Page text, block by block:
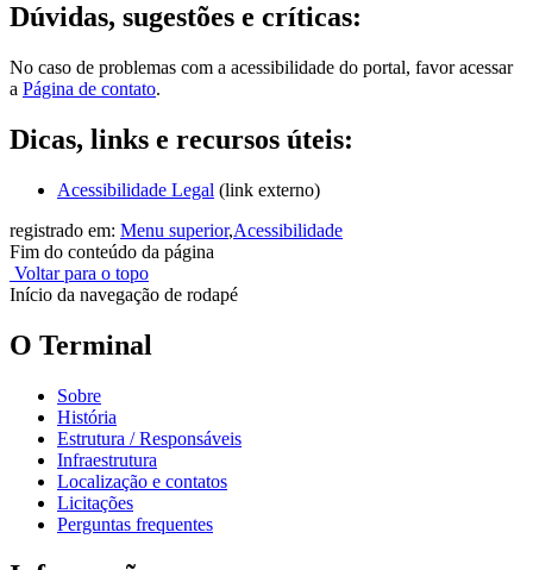
Dúvidas, sugestões e críticas:
No caso de problemas com a acessibilidade do portal, favor acessar
a Página de contato.
Dicas, links e recursos úteis:
Acessibilidade Legal (link externo)
registrado em: Menu superior,Acessibilidade
Fim do conteúdo da página
Voltar para o topo
Início da navegação de rodapé
O Terminal
Sobre
História
Estrutura / Responsáveis
Infraestrutura
Localização e contatos
Licitações
Perguntas frequentes